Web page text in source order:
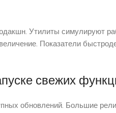
Утилиты симулируют
Показатели
свежих
обновлений. Большие